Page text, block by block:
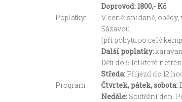
Poplatky:
Doprovod: 1800,- Kč
V ceně: snídaně,
Sázavou
(při pobytu po celý
Další poplatky:
Děti do 5 let které
Program:
Středa: Příjezd do 12
Čtvrtek, pátek, sobota:
Neděle: Soutěžní den.